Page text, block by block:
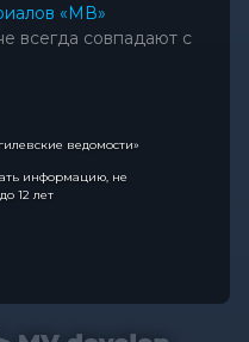
«МВ»
всегда совпадают с
ведомости»
информацию, не
12 лет